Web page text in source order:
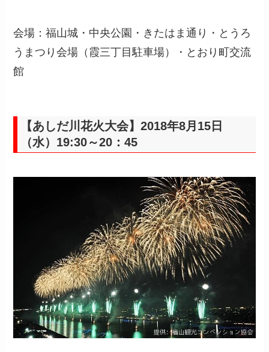
会場：福山城・中央公園・きたはま通り・とうろ
うまつり会場（霞三丁目駐車場）・とおり町交流
館
【あしだ川花火大会】2018年8月15日
（水）19:30～20：45